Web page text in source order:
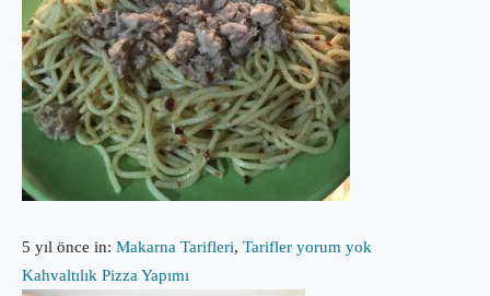
5 yıl önce in: Makarna Tarifleri, Tarifler yorum yok
Kahvaltılık Pizza Yapımı